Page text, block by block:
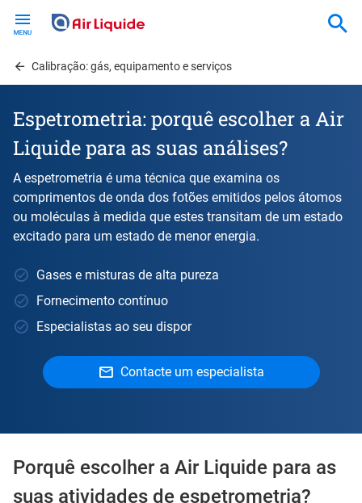
contentCalibração: gás, equipamento e serviços
Espetrometria: porquê escolher a Air
Liquide para as suas análises?
A espetrometria é uma técnica que examina os
comprimentos de onda dos fotões emitidos pelos átomos
ou moléculas à medida que estes transitam de um estado
excitado para um estado de menor energia.
Gases e misturas de alta pureza
Fornecimento contínuo
Especialistas ao seu dispor
Contacte um especialista
Porquê escolher a Air Liquide para as
suas atividades de espetrometria?